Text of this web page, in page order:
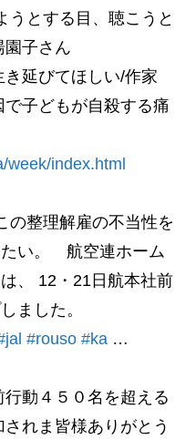
とする目、聴こうと
子さん
き延びてほしい/作家
子どもが自殺する痛
week/index.html
の整理解雇の不当性を
たい。 航空連ホーム
、 12・21日航本社前
ました。
#rouso #ka…
行動４５０名を超える
れま皆様ありがとう